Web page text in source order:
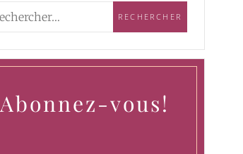
Abonnez-vous!